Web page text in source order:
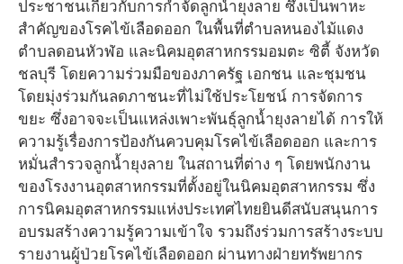
ประชาชนเกี่ยวกับการกำจัดลูกน้ำยุงลาย ซึ่งเป็นพาหะ
สำคัญของโรคไข้เลือดออก ในพื้นที่ตำบลหนองไม้แดง
ตำบลดอนหัวฬ่อ และนิคมอุตสาหกรรมอมตะ ซิตี้ จังหวัด
ชลบุรี โดยความร่วมมือของภาครัฐ เอกชน และชุมชน
โดยมุ่งร่วมกันลดภาชนะที่ไม่ใช้ประโยชน์ การจัดการ
ขยะ ซึ่งอาจจะเป็นแหล่งเพาะพันธุ์ลูกน้ำยุงลายได้ การให้
ความรู้เรื่องการป้องกันควบคุมโรคไข้เลือดออก และการ
หมั่นสำรวจลูกน้ำยุงลาย ในสถานที่ต่าง ๆ โดยพนักงาน
ของโรงงานอุตสาหกรรมที่ตั้งอยู่ในนิคมอุตสาหกรรม ซึ่ง
การนิคมอุตสาหกรรมแห่งประเทศไทยยินดีสนับสนุนการ
อบรมสร้างความรู้ความเข้าใจ รวมถึงร่วมการสร้างระบบ
รายงานผู้ป่วยโรคไข้เลือดออก ผ่านทางฝ่ายทรัพยากร